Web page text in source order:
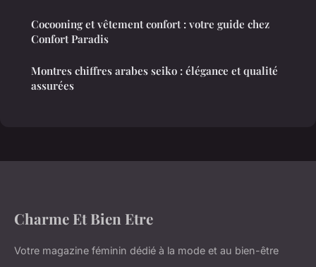
Cocooning et vêtement confort : votre guide chez
Confort Paradis
Montres chiffres arabes seiko : élégance et qualité
assurées
Charme Et Bien Etre
Votre magazine féminin dédié à la mode et au bien-être